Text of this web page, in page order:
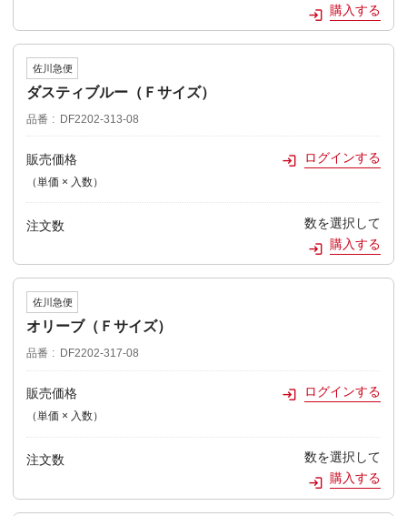
購入する
佐川急便
ダスティブルー（Ｆサイズ）
品番 DF2202-313-08
販売価格
（単価 × 入数）
ログインする
注文数
数を選択して
購入する
佐川急便
オリーブ（Ｆサイズ）
品番 DF2202-317-08
販売価格
（単価 × 入数）
ログインする
注文数
数を選択して
購入する